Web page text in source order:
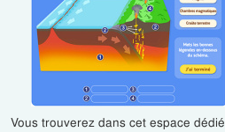
Vous trouverez dans cet espace dédié